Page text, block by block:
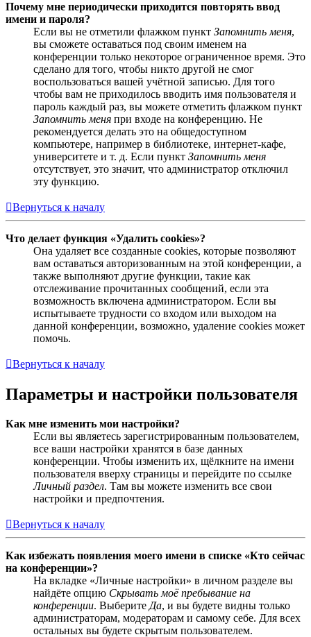
Почему мне периодически приходится повторять ввод
имени и пароля?
Если вы не отметили флажком пункт Запомнить меня,
вы сможете оставаться под своим именем на
конференции только некоторое ограниченное время. Это
сделано для того, чтобы никто другой не смог
воспользоваться вашей учётной записью. Для того
чтобы вам не приходилось вводить имя пользователя и
пароль каждый раз, вы можете отметить флажком пункт
Запомнить меня при входе на конференцию. Не
рекомендуется делать это на общедоступном
компьютере, например в библиотеке, интернет-кафе,
университете и т. д. Если пункт Запомнить меня
отсутствует, это значит, что администратор отключил
эту функцию.
Вернуться к началу
Что делает функция «Удалить cookies»?
Она удаляет все созданные cookies, которые позволяют
вам оставаться авторизованным на этой конференции, а
также выполняют другие функции, такие как
отслеживание прочитанных сообщений, если эта
возможность включена администратором. Если вы
испытываете трудности со входом или выходом на
данной конференции, возможно, удаление cookies может
помочь.
Вернуться к началу
Параметры и настройки пользователя
Как мне изменить мои настройки?
Если вы являетесь зарегистрированным пользователем,
все ваши настройки хранятся в базе данных
конференции. Чтобы изменить их, щёлкните на имени
пользователя вверху страницы и перейдите по ссылке
Личный раздел. Там вы можете изменить все свои
настройки и предпочтения.
Вернуться к началу
Как избежать появления моего имени в списке «Кто сейчас
на конференции»?
На вкладке «Личные настройки» в личном разделе вы
найдёте опцию Скрывать моё пребывание на
конференции. Выберите Да, и вы будете видны только
администраторам, модераторам и самому себе. Для всех
остальных вы будете скрытым пользователем.